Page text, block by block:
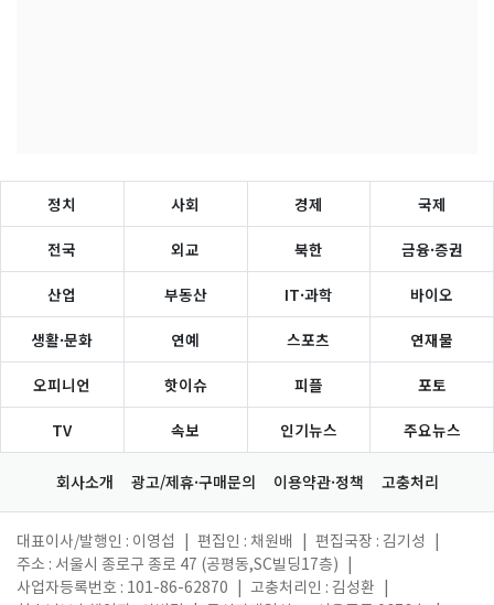
정치 사회 경제 국제
전국 외교 북한 금융·증권
산업 부동산 IT·과학 바이오
생활·문화 연예 스포츠 연재물
오피니언 핫이슈 피플 포토
TV 속보 인기뉴스 주요뉴스
회사소개 광고/제휴·구매문의 이용약관·정책 고충처리
대표이사/발행인 : 이영섭 편집인 : 채원배 편집국장 : 김기성
주소 : 서울시 종로구 종로 47 (공평동,SC빌딩17층)
사업자등록번호 : 101-86-62870
고충처리인 : 김성환